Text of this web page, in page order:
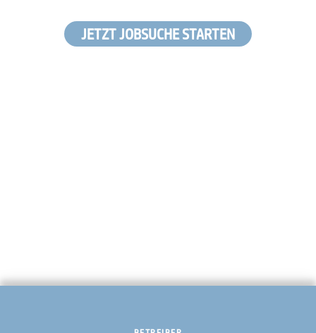
JETZT JOBSUCHE STARTEN